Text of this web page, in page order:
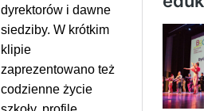
dyrektorów i dawne
siedziby. W krótkim
klipie
zaprezentowano też
codzienne życie